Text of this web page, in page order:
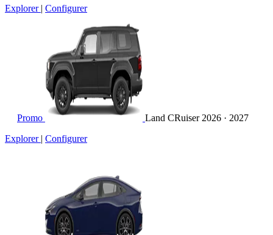
Explorer | Configurer
Promo Land CRuiser 2026 · 2027
Explorer | Configurer